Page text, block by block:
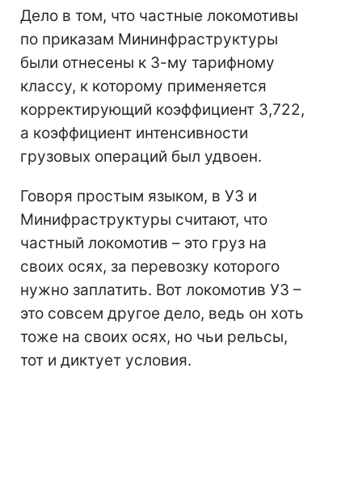
Дело в том, что частные локомотивы
по приказам Мининфраструктуры
были отнесены к 3-му тарифному
классу, к которому применяется
корректирующий коэффициент 3,722,
а коэффициент интенсивности
грузовых операций был удвоен.
Говоря простым языком, в УЗ и
Минифраструктуры считают, что
частный локомотив – это груз на
своих осях, за перевозку которого
нужно заплатить. Вот локомотив УЗ –
это совсем другое дело, ведь он хоть
тоже на своих осях, но чьи рельсы,
тот и диктует условия.